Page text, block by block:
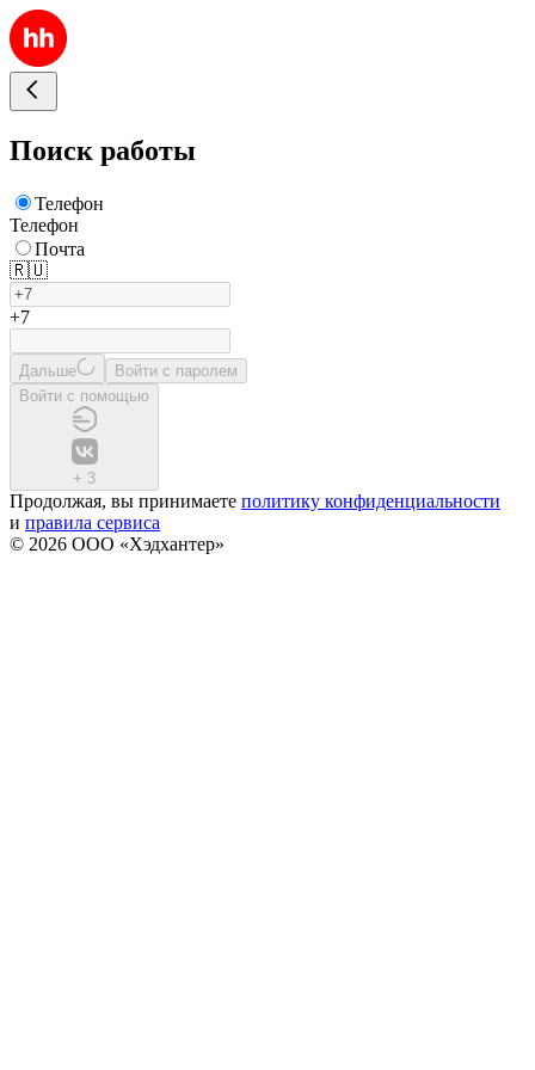
Поиск работы
Телефон
Телефон
Почта
🇷🇺
+7
Дальше
Войти с паролем
Войти с помощью
+ 3
Продолжая, вы принимаете политику конфиденциальности
и правила сервиса
© 2026 ООО «Хэдхантер»